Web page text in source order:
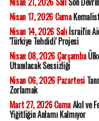
Nisan 17, 2026 Cuma
Nisan 14, 2026 Salıİsrail'in
'Türkiye Tehdidi' Projesi
Nisan 08, 2026 Çarşamba
Utanılacak Sessizliği
Nisan 06, 2026 Pazartesi
Zorlamak
Mart 27, 2026 CumaAkıl ve
Yiğitliğin Anlamı Kalmıyor